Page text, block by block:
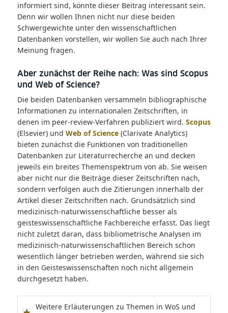
informiert sind, könnte dieser Beitrag interessant sein.
Denn wir wollen Ihnen nicht nur diese beiden
Schwergewichte unter den wissenschaftlichen
Datenbanken vorstellen, wir wollen Sie auch nach Ihrer
Meinung fragen.
Aber zunächst der Reihe nach: Was sind Scopus
und Web of Science?
Die beiden Datenbanken versammeln bibliographische
Informationen zu internationalen Zeitschriften, in
denen im peer-review-Verfahren publiziert wird. Scopus
(Elsevier) und Web of Science(Clarivate Analytics)
bieten zunächst die Funktionen von traditionellen
Datenbanken zur Literaturrecherche an und decken
jeweils ein breites Themenspektrum von ab. Sie weisen
aber nicht nur die Beiträge dieser Zeitschriften nach,
sondern verfolgen auch die Zitierungen innerhalb der
Artikel dieser Zeitschriften nach. Grundsätzlich sind
medizinisch-naturwissenschaftliche besser als
geisteswissenschaftliche Fachbereiche erfasst. Das liegt
nicht zuletzt daran, dass bibliometrische Analysen im
medizinisch-naturwissenschaftlichen Bereich schon
wesentlich länger betrieben werden, während sie sich
in den Geisteswissenschaften noch nicht allgemein
durchgesetzt haben.
Weitere Erläuterungen zu Themen in WoS und